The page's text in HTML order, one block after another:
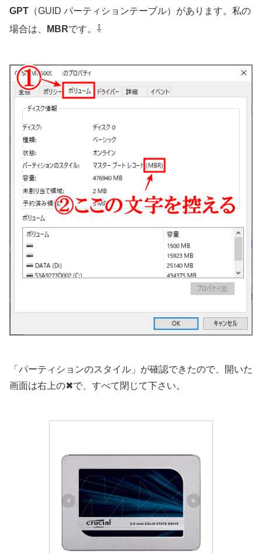
GPT （GUID パーティションテーブル）があります。私の
場合は、
MBRです。 ⇩
「パーティションのスタイル」が確認できたので、開いた
画面は右上の✖で、すべて閉じて下さい。